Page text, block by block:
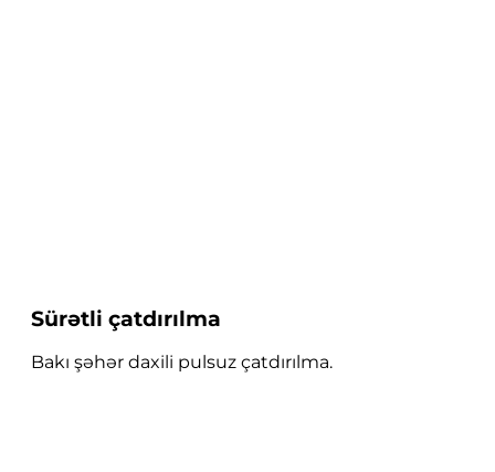
Sürətli çatdırılma
Bakı şəhər daxili pulsuz çatdırılma.